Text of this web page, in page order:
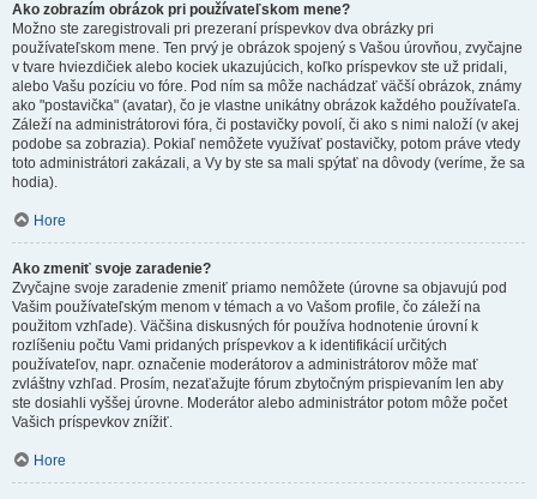
Ako zobrazím obrázok pri používateľskom mene?
Možno ste zaregistrovali pri prezeraní príspevkov dva obrázky pri
používateľskom mene. Ten prvý je obrázok spojený s Vašou úrovňou, zvyčajne
v tvare hviezdičiek alebo kociek ukazujúcich, koľko príspevkov ste už pridali,
alebo Vašu pozíciu vo fóre. Pod ním sa môže nachádzať väčší obrázok, známy
ako "postavička" (avatar), čo je vlastne unikátny obrázok každého používateľa.
Záleží na administrátorovi fóra, či postavičky povolí, či ako s nimi naloží (v akej
podobe sa zobrazia). Pokiaľ nemôžete využívať postavičky, potom práve vtedy
toto administrátori zakázali, a Vy by ste sa mali spýtať na dôvody (veríme, že sa
hodia).
Hore
Ako zmeniť svoje zaradenie?
Zvyčajne svoje zaradenie zmeniť priamo nemôžete (úrovne sa objavujú pod
Vašim používateľským menom v témach a vo Vašom profile, čo záleží na
použitom vzhľade). Väčšina diskusných fór používa hodnotenie úrovní k
rozlíšeniu počtu Vami pridaných príspevkov a k identifikácií určitých
používateľov, napr. označenie moderátorov a administrátorov môže mať
zvláštny vzhľad. Prosím, nezaťažujte fórum zbytočným prispievaním len aby
ste dosiahli vyššej úrovne. Moderátor alebo administrátor potom môže počet
Vašich príspevkov znížiť.
Hore